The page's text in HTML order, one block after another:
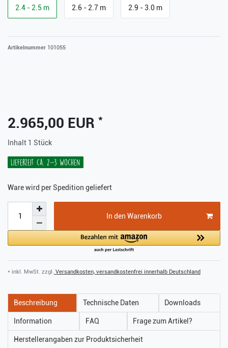
2.4 - 2.5 m 2.6 - 2.7 m 2.9 - 3.0 m
Artikelnummer 101055
2.965,00 EUR *
Inhalt 1 Stück
Lieferzeit ca. 2-3 Wochen
Ware wird per Spedition geliefert
In den Warenkorb
* inkl. MwSt. zzgl. Versandkosten, versandkostenfrei innerhalb Deutschland
Beschreibung Technische Daten Downloads
Information FAQ Frage zum Artikel?
Herstellerangaben zur Produktsicherheit